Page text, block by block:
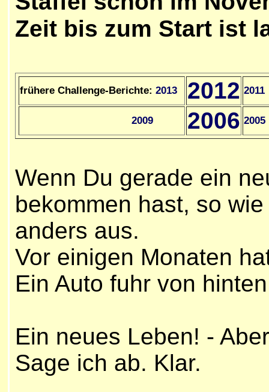
Zeit bis zum Start ist
frühere Challenge-Berichte: 2013 2012 2011
2009 2006 2005
Wenn Du gerade ein
bekommen hast, so
anders aus.
Vor einigen Monaten
Ein Auto fuhr von
Ein neues Leben! -
Sage ich ab. Klar.